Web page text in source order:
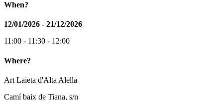
When?
12/01/2026 - 21/12/2026
11:00 - 11:30 - 12:00
Where?
Art Laieta d'Alta Alella
Camí baix de Tiana, s/n